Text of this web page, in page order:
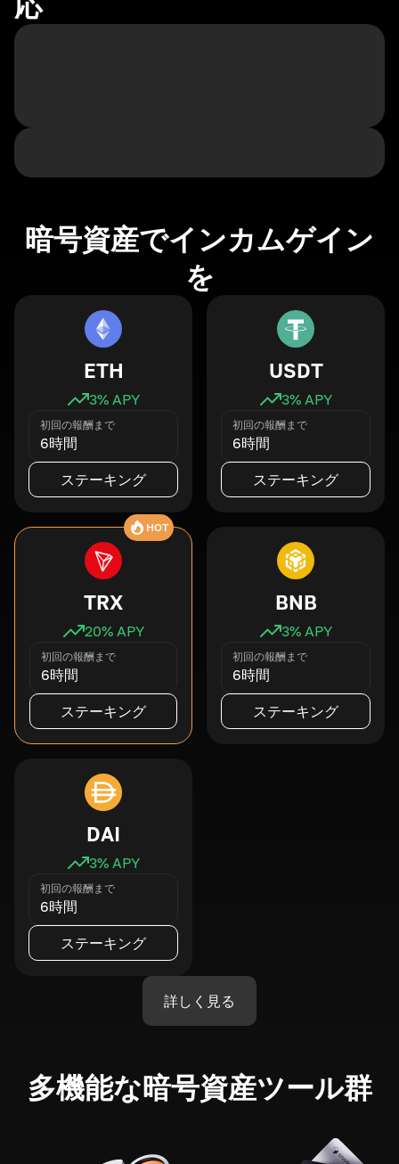
暗号資産でインカムゲイン
を
ETH
3% APY
初回の報酬まで
6時間
ステーキング
USDT
3% APY
初回の報酬まで
6時間
ステーキング
HOT
TRX
20% APY
初回の報酬まで
6時間
ステーキング
BNB
3% APY
初回の報酬まで
6時間
ステーキング
DAI
3% APY
初回の報酬まで
6時間
ステーキング
詳しく見る
多機能な暗号資産ツール群